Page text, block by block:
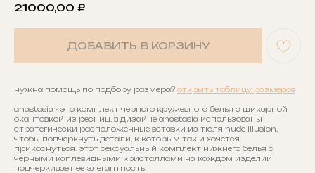
21000,00 ₽
ДОБАВИТЬ В КОРЗИНУ
нужна помощь по подбору размера? открыть таблицу размеров
anastasia - это комплект черного кружевного белья с шикарной
окантовкой из ресниц. в дизайне anastasia использованы
стратегически расположенные вставки из тюля nude illusion,
чтобы подчеркнуть детали, к которым так и хочется
прикоснуться. этот сексуальный комплект нижнего белья с
черными каплевидными кристаллами на каждом изделии
подчеркивает ее элегантность.